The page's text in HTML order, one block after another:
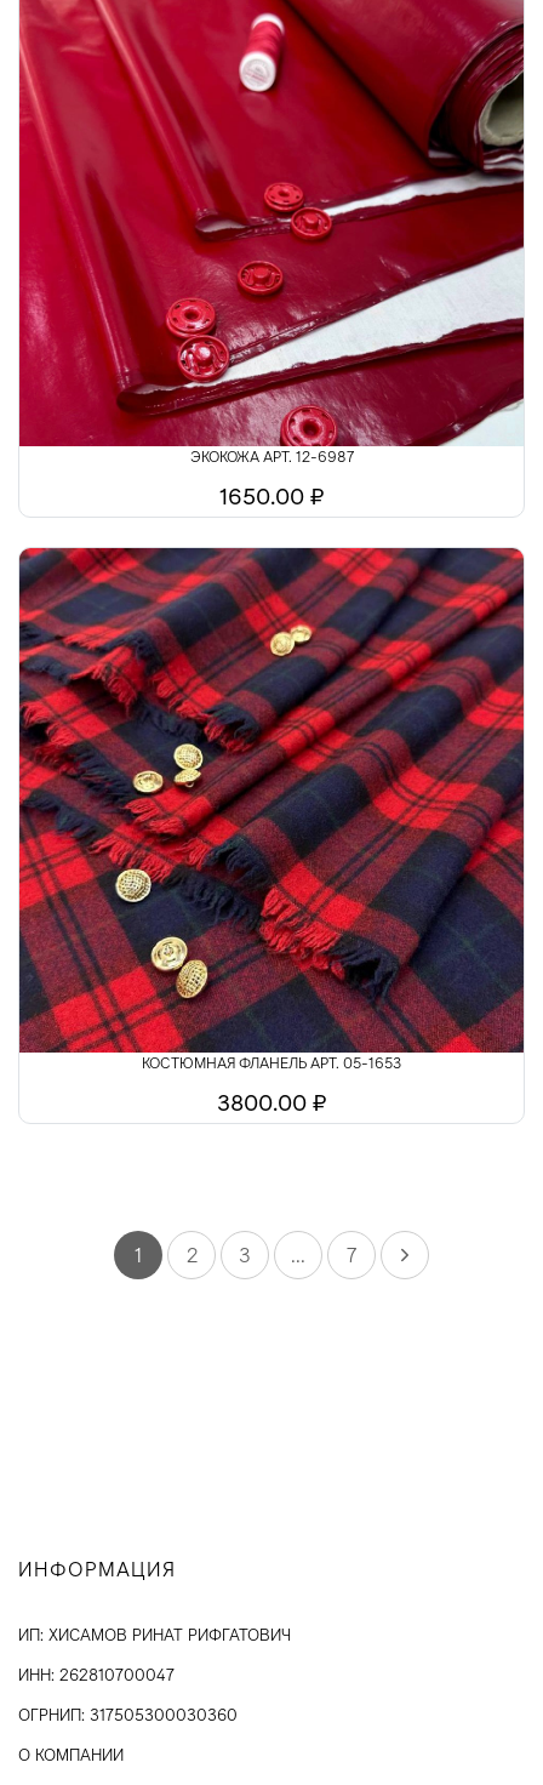
ЭКОКОЖА АРТ. 12-6987
1650.00 ₽
КОСТЮМНАЯ ФЛАНЕЛЬ АРТ. 05-1653
3800.00 ₽
1 2 3 ... 7
ИНФОРМАЦИЯ
ИП: ХИСАМОВ РИНАТ РИФГАТОВИЧ
ИНН: 262810700047
ОГРНИП: 317505300030360
О КОМПАНИИ